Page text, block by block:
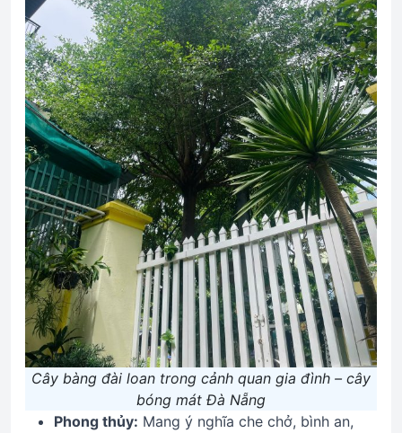
Cây bàng đài loan trong cảnh quan gia đình – cây
bóng mát Đà Nẵng
Phong thủy: Mang ý nghĩa che chở, bình an,